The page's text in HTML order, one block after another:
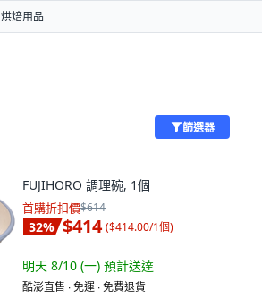
烘焙用品
篩選器
FUJIHORO 調理碗, 1個
首購折扣價$614
32% $414 ($414.00/1個)
明天 8/10 (一) 預計送達
酷澎直售 ∙ 免運 ∙ 免費退貨